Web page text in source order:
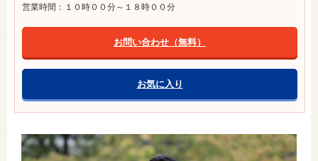
営業時間：１０時００分～１８時００分
お問い合わせ（無料）
お気に入り